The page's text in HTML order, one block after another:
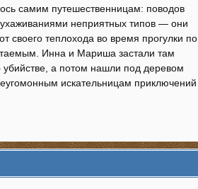
самим путешественницам: поводов
неприятных типов — они
своего теплохода во время прогулки по
Инна и Мариша застали там
убийстве, а потом нашли под деревом
искательницам приключений